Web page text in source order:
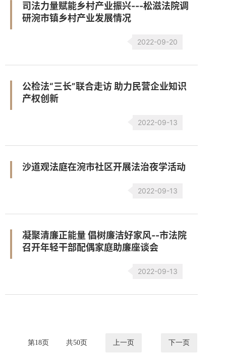
司法力量赋能乡村产业振兴---松滋法院调
研涴市镇乡村产业发展情况
2022-09-20
公检法“三长”联合走访 助力民营企业知识
产权创新
2022-09-13
沙道观法庭在涴市社区开展法治夜学活动
2022-09-13
凝聚清廉正能量 倡树廉洁好家风--市法院
召开年轻干部配偶家庭助廉座谈会
2022-09-13
第18页 共50页 上一页 下一页